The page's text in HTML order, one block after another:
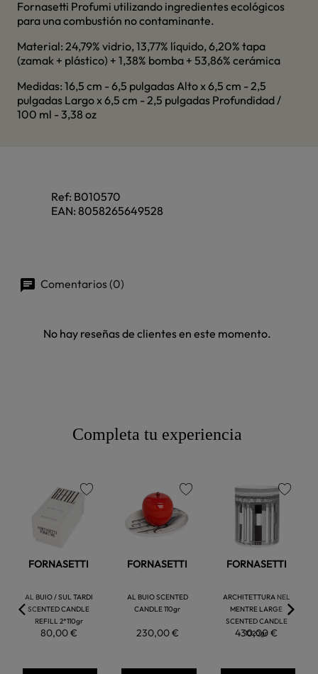
Fornasetti Profumi utilizando ingredientes ecológicos
para una combustión no contaminante.
Material: 24,79% vidrio, 13,77% líquido, 6,20% tapa
(zamak + plástico) + 1,38% bomba + 53,86% cerámica
Medidas: 16,5 cm - 6,5 pulgadas Alto x 6,5 cm - 2,5
pulgadas Largo x 6,5 cm - 2,5 pulgadas Profundidad /
100 ml - 3,38 oz
Ref: B010570
EAN: 8058265649528
Comentarios (0)
No hay reseñas de clientes en este momento.
Completa tu experiencia
FORNASETTI
AL BUIO / SUL TARDI
SCENTED CANDLE
REFILL 2*110gr
80,00 €
FORNASETTI
AL BUIO SCENTED
CANDLE 110gr
230,00 €
FORNASETTI
ARCHITETTURA NEL
MENTRE LARGE
SCENTED CANDLE
1020gr
430,00 €